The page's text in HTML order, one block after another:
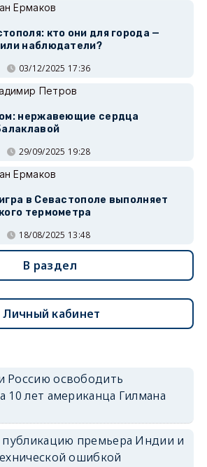
Ермаков
кто они для города —
наблюдатели?
03/12/2025 17:36
Петров
нержавеющие сердца
29/09/2025 19:28
Ермаков
в Севастополе выполняет
термометра
18/08/2025 13:48
В раздел
Личный кабинет
Россию освободить
10 лет американца Гилмана
публикацию премьера Индии и
ошибкой